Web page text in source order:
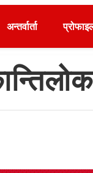
अन्तर्वार्ता